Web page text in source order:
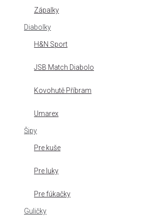
Zápalky
Diabolky
H&N Sport
JSB Match Diabolo
Kovohutě Příbram
Umarex
Šipy
Pre kuše
Pre luky
Pre fúkačky
Guličky